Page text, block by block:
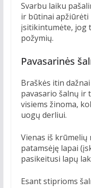
Svarbu laiku
ir būtinai apžiūrėti
įsitikintumėte, jog
požymių.
Pavasarinės
Braškės itin
pavasario šalnų ir
visiems žinoma,
uogų derliui.
Vienas iš krūmelių
patamsėję lapai
pasikeitusi lapų
Esant stiprioms